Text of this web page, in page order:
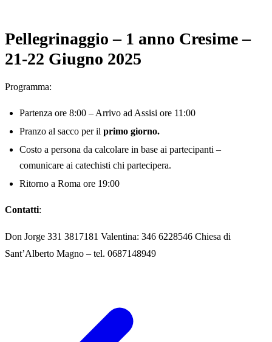
Pellegrinaggio – 1 anno Cresime –
21-22 Giugno 2025
Programma:
Partenza ore 8:00 – Arrivo ad Assisi ore 11:00
Pranzo al sacco per il primo giorno.
Costo a persona da calcolare in base ai partecipanti –
comunicare ai catechisti chi partecipera.
Ritorno a Roma ore 19:00
Contatti:
Don Jorge 331 3817181 Valentina: 346 6228546 Chiesa di
Sant’Alberto Magno – tel. 0687148949